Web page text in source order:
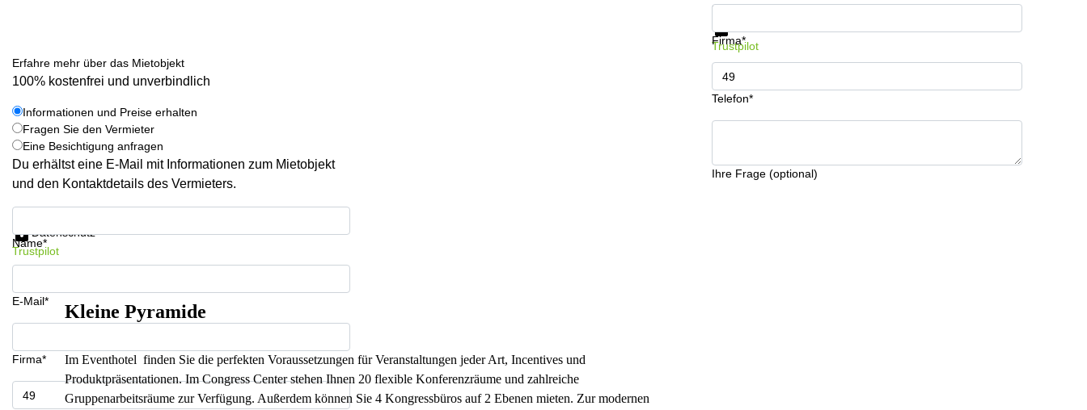
Firma*
Telefon*
Ihre Frage (optional)
Informationen und Preise erhalten
Trustpilot
Erfahre mehr über das Mietobjekt
100% kostenfrei und unverbindlich
Informationen und Preise erhalten
Fragen Sie den Vermieter
Eine Besichtigung anfragen
Du erhältst eine E-Mail mit Informationen zum Mietobjekt
und den Kontaktdetails des Vermieters.
Name*
E-Mail*
Firma*
Datenschutz
Trustpilot
Kleine Pyramide
Im Eventhotel finden Sie die perfekten Voraussetzungen für Veranstaltungen jeder Art, Incentives und
Produktpräsentationen. Im Congress Center stehen Ihnen 20 flexible Konferenzräume und zahlreiche
Gruppenarbeitsräume zur Verfügung. Außerdem können Sie 4 Kongressbüros auf 2 Ebenen mieten. Zur modernen